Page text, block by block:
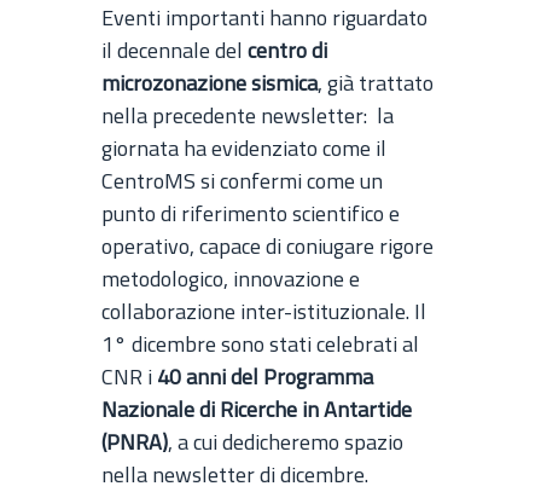
Eventi importanti hanno riguardato
il decennale delcentro di
microzonazione sismica, già trattato
nella precedente newsletter: la
giornata ha evidenziato come il
CentroMS si confermi come un
punto di riferimento scientifico e
operativo, capace di coniugare rigore
metodologico, innovazione e
collaborazione inter-istituzionale. Il
1° dicembre sono stati celebrati al
CNR i40 anni del Programma
Nazionale di Ricerche in Antartide
(PNRA), a cui dedicheremo spazio
nella newsletter di dicembre.